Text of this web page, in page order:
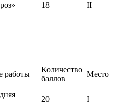
18 II
работы
Количество
баллов
Место
20 I